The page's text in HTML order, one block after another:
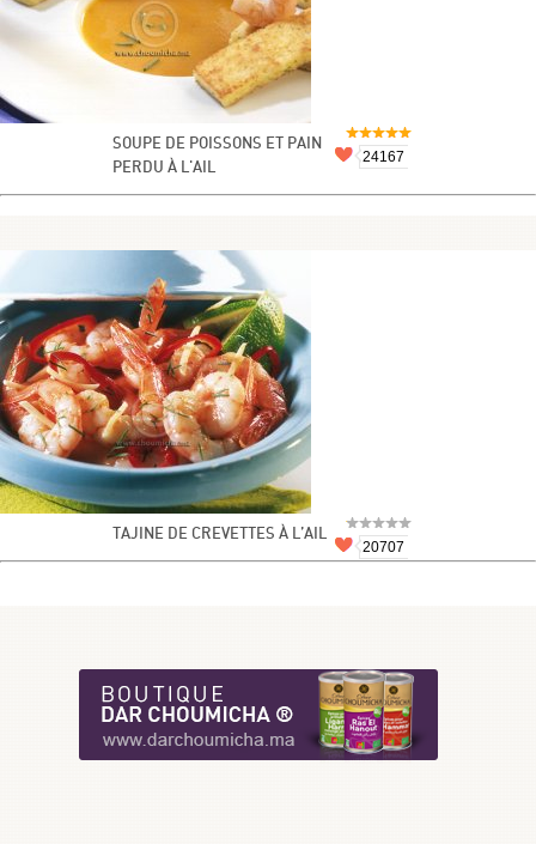
SOUPE DE POISSONS ET PAIN
PERDU À L'AIL
24167
TAJINE DE CREVETTES À L’AIL
20707